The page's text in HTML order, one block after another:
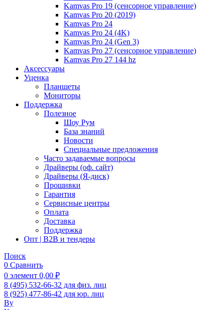
Kamvas Pro 19 (сенсорное управление)
Kamvas Pro 20 (2019)
Kamvas Pro 24
Kamvas Pro 24 (4K)
Kamvas Pro 24 (Gen 3)
Kamvas Pro 27 (сенсорное управление)
Kamvas Pro 27 144 hz
Аксессуары
Уценка
Планшеты
Мониторы
Поддержка
Полезное
Шоу Рум
База знаний
Новости
Специальные предложения
Часто задаваемые вопросы
Драйверы (оф. сайт)
Драйверы (Я-диск)
Прошивки
Гарантия
Сервисные центры
Оплата
Доставка
Поддержка
Опт | B2B и тендеры
Поиск
0 Сравнить
0 элемент 0,00 ₽
8 (495) 532-66-32 для физ. лиц
8 (925) 477-86-42 для юр. лиц
By